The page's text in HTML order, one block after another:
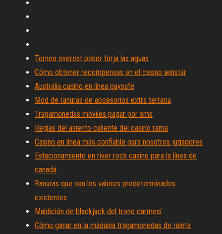
Torneo everest poker forja las aguas
Cómo obtener recompensas en el casino winstar
Australia casino en línea paysafe
Mod de ranuras de accesorios extra terraria
Tragamonedas móviles pagar por sms
Reglas del asiento caliente del casino rama
Casino en línea más confiable para nosotros jugadores
Estacionamiento en river rock casino para la línea de
canadá
Ranuras que son los valores predeterminados
existentes
Maldición de blackjack del trono carmesí
Cómo ganar en la máquina tragamonedas de ruleta